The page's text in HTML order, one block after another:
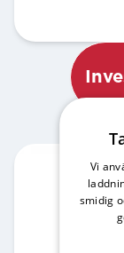
Vi
smidig